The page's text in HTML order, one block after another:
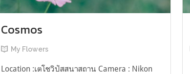
Cosmos
My Flowers
Location :เตโชวิปัสสนาสถาน Camera : Nikon